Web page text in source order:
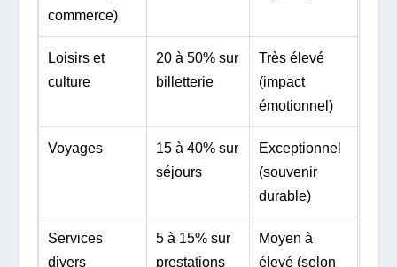
commerce)
Loisirs et
culture
20 à 50% sur
billetterie
Très élevé
(impact
émotionnel)
Voyages
15 à 40% sur
séjours
Exceptionnel
(souvenir
durable)
Services
divers
5 à 15% sur
prestations
Moyen à
élevé (selon